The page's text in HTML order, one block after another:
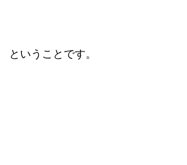
ということです。